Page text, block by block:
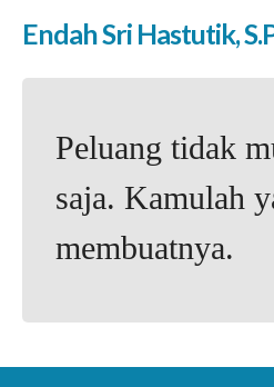
Endah Sri Hastutik,
Peluang tidak
saja. Kamulah
membuatnya.